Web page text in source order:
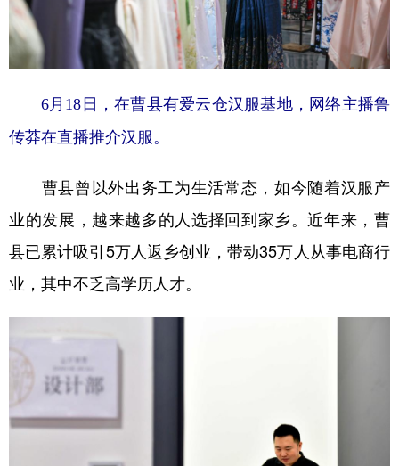
6月18日，在曹县有爱云仓汉服基地，网络主播鲁
传莽在直播推介汉服。
曹县曾以外出务工为生活常态，如今随着汉服产
业的发展，越来越多的人选择回到家乡。近年来，曹
县已累计吸引5万人返乡创业，带动35万人从事电商行
业，其中不乏高学历人才。